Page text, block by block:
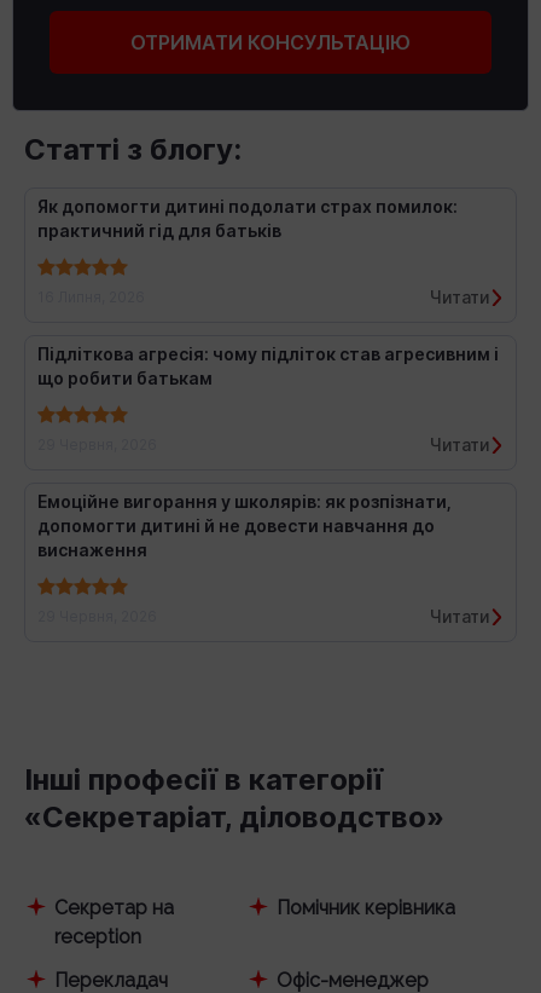
ОТРИМАТИ КОНСУЛЬТАЦІЮ
Статті з блогу:
Як допомогти дитині подолати страх помилок:
практичний гід для батьків
Читати
Підліткова агресія: чому підліток став агресивним і
що робити батькам
Читати
Емоційне вигорання у школярів: як розпізнати,
допомогти дитині й не довести навчання до
виснаження
Читати
Інші професії в категорії
«Секретаріат, діловодство»
Секретар на
reception
Помічник керівника
Перекладач
Офіс-менеджер